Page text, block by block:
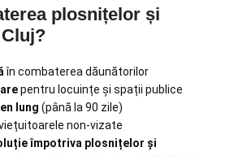
plosnițelor și
în combaterea dăunătorilor
pentru locuințe și spații publice
lung (până la 90 zile)
non-vizate
împotriva plosnițelor și